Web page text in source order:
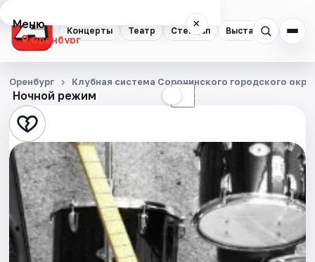
Концерты Театр Стендап Выставки
Меню ×
Оренбург
Концерты
Театр
Стендап
Выставки
Квесты
Экскурсии
Ночной режим ☾
Оренбург Клубная система Сорочинского городского